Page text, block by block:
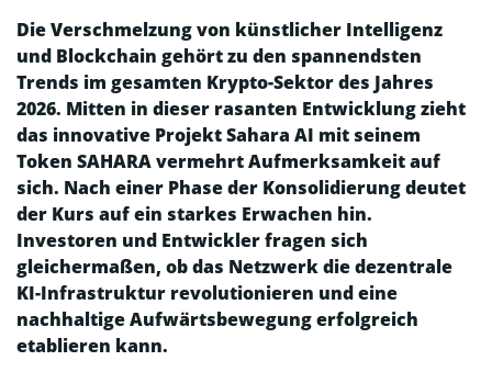
Die Verschmelzung von künstlicher Intelligenz
und Blockchain gehört zu den spannendsten
Trends im gesamten Krypto-Sektor des Jahres
2026. Mitten in dieser rasanten Entwicklung zieht
das innovative Projekt Sahara AI mit seinem
Token SAHARA vermehrt Aufmerksamkeit auf
sich. Nach einer Phase der Konsolidierung deutet
der Kurs auf ein starkes Erwachen hin.
Investoren und Entwickler fragen sich
gleichermaßen, ob das Netzwerk die dezentrale
KI-Infrastruktur revolutionieren und eine
nachhaltige Aufwärtsbewegung erfolgreich
etablieren kann.